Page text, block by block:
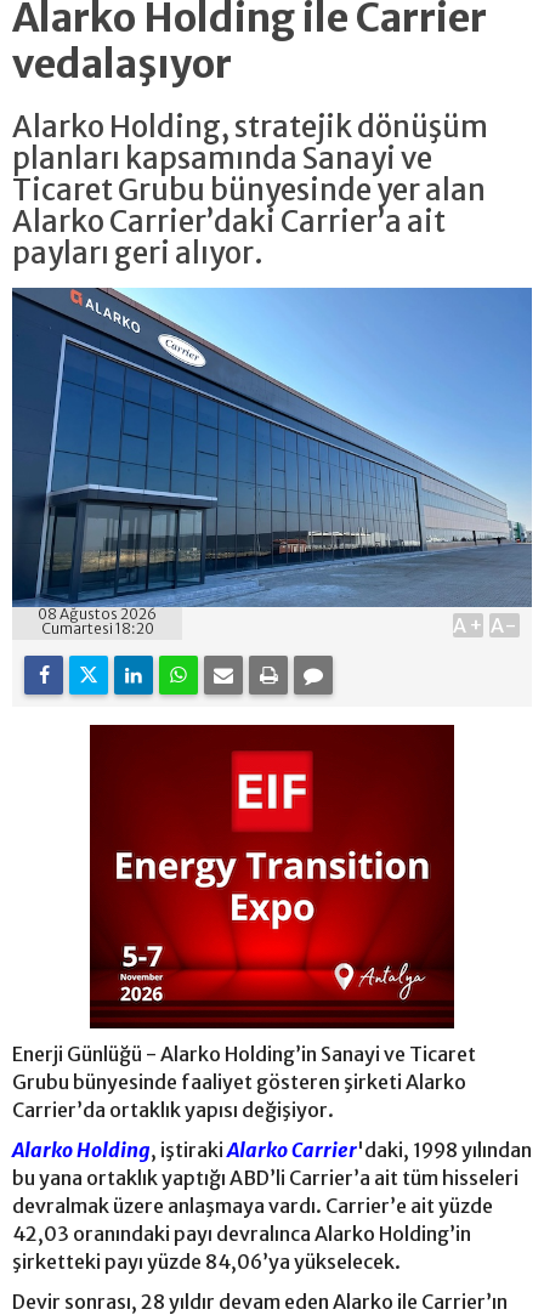
Alarko Holding ile Carrier
vedalaşıyor
Alarko Holding, stratejik dönüşüm
planları kapsamında Sanayi ve
Ticaret Grubu bünyesinde yer alan
Alarko Carrier’daki Carrier’a ait
payları geri alıyor.
08 Ağustos 2026
Cumartesi 18:20
A+ A-
Enerji Günlüğü - Alarko Holding’in Sanayi ve Ticaret
Grubu bünyesinde faaliyet gösteren şirketi Alarko
Carrier’da ortaklık yapısı değişiyor.
Alarko Holding, iştirakiAlarko Carrier'daki, 1998 yılından
bu yana ortaklık yaptığı ABD’li Carrier’a ait tüm hisseleri
devralmak üzere anlaşmaya vardı. Carrier’e ait yüzde
42,03 oranındaki payı devralınca Alarko Holding’in
şirketteki payı yüzde 84,06’ya yükselecek.
Devir sonrası, 28 yıldır devam eden Alarko ile Carrier’ın